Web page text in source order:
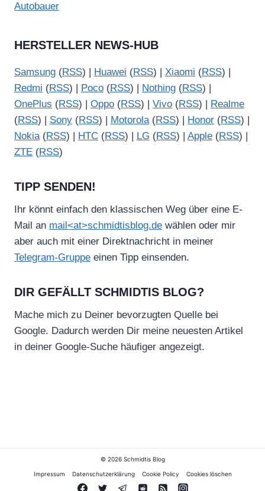
Autobauer
HERSTELLER NEWS-HUB
Samsung (RSS) | Huawei (RSS) | Xiaomi (RSS) |
Redmi (RSS) | Poco (RSS) | Nothing (RSS) |
OnePlus (RSS) | Oppo (RSS) | Vivo (RSS) | Realme
(RSS) | Sony (RSS) | Motorola(RSS) | Honor (RSS) |
Nokia(RSS) | HTC (RSS) | LG (RSS) | Apple (RSS) |
ZTE (RSS)
TIPP SENDEN!
Ihr könnt einfach den klassischen Weg über eine E-
Mail an mail<at>schmidtisblog.de wählen oder mir
aber auch mit einer Direktnachricht in meiner
Telegram-Gruppe einen Tipp einsenden.
DIR GEFÄLLT SCHMIDTIS BLOG?
Mache mich zu Deiner bevorzugten Quelle bei
Google. Dadurch werden Dir meine neuesten Artikel
in deiner Google-Suche häufiger angezeigt.
© 2026 Schmidtis Blog
Impressum Datenschutzerklärung Cookie Policy Cookies löschen